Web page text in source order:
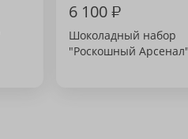
6 100₽
Шоколадный набор
"Роскошный